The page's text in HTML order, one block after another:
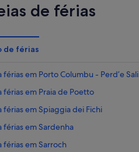
de férias
de férias
em Porto Columbu - Perd’e Sali
férias em Praia de Poetto
férias em Spiaggia dei Fichi
férias em Sardenha
férias em Sarroch